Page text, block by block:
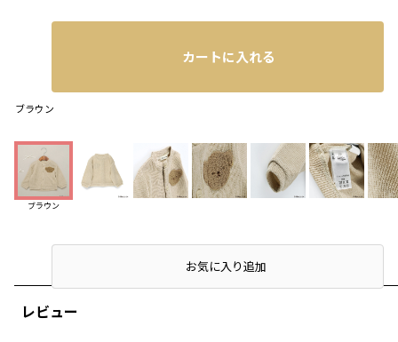
ブラウン
ブラウン
レビュー
カートに入れる
店頭在庫を確認するお気に入り追加